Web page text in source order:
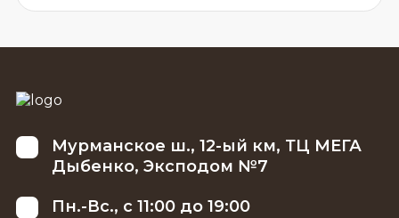
Мурманское ш., 12-ый км, ТЦ МЕГА
Дыбенко, Эксподом №7
Пн.-Вс., с 11:00 до 19:00